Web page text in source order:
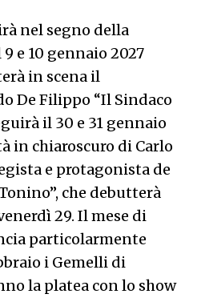
nel segno della
e 10 gennaio 2027
in scena il
De Filippo “Il Sindaco
il 30 e 31 gennaio
in chiaroscuro di Carlo
e protagonista de
che debutterà
29. Il mese di
particolarmente
i Gemelli di
la platea con lo show